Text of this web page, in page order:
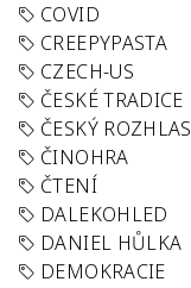
COVID
CREEPYPASTA
CZECH-US
ČESKÉ TRADICE
ČESKÝ ROZHLAS
ČINOHRA
ČTENÍ
DALEKOHLED
DANIEL HŮLKA
DEMOKRACIE